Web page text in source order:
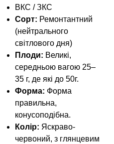
ВКС / ЗКС
Сорт: Ремонтантний
(нейтрального
світлового дня)
Плоди: Великі,
середньою вагою 25–
35 г, де які до 50г.
Форма: Форма
правильна,
конусоподібна.
Колір: Яскраво-
червоний, з глянцевим